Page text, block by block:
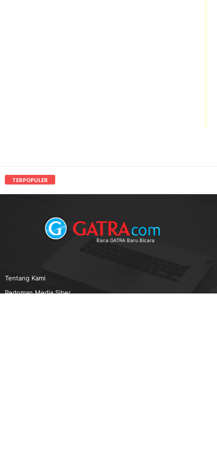
TERPOPULER
Baca GATRA Baru Bicara
Tentang Kami
Pedoman Media Siber